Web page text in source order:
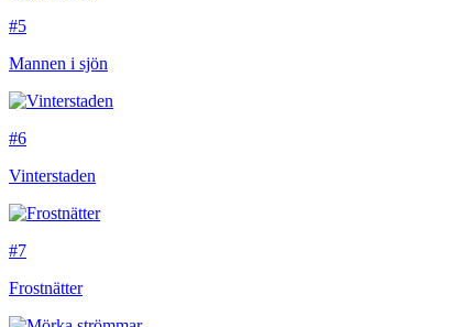
#5
Mannen i sjön
#6
Vinterstaden
#7
Frostnätter